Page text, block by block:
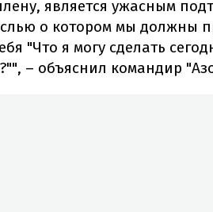
является ужасным
о котором мы должны
"Что я могу сделать
– объяснил командир